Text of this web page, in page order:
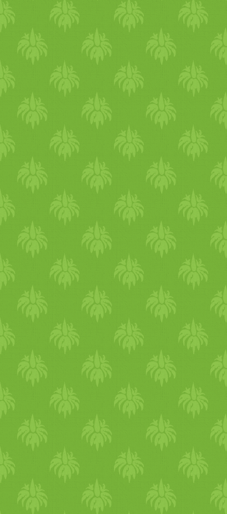
pitypang, máriatövis, aloé és
az ájurvédában is van pár
ilyen nagy kedvencünk mint
guduchi és a bhumyamalaki.
Próbáld ki a fenti ajánlásokat
és figyeled meg magadon a
hatásokat. Néhány egyszerű
ajánlással is sokat tehetsz
közérzeted, egészséged
javítására. Az április és
május hónap az utolsó
lehetőség arra, hogy a tél
megtisztítsd a szervezetedet
lerakódott salakanyagoktól.
Május végétől, amikor
túlmelegszik a test, már nem
ajánlott tisztítást végezni. Ha
úgy érzed szeretnéd az
egészségedet támogatni,